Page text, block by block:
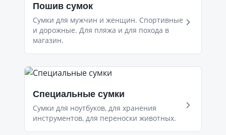
Пошив сумок
Сумки для мужчин и женщин. Спортивные
и дорожные. Для пляжа и для похода в
магазин.
Специальные сумки
Сумки для ноутбуков, для хранения
инструментов, для переноски животных.